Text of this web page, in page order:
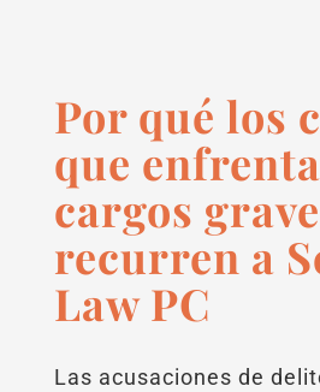
Por qué los
que
cargos
recurren a
Law PC
Las acusaciones de